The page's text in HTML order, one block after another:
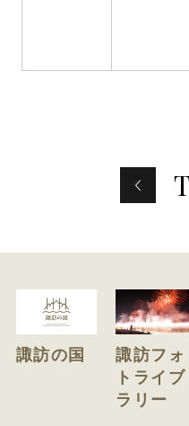
へ
諏訪の国
諏訪フォ
トライブ
ラリー